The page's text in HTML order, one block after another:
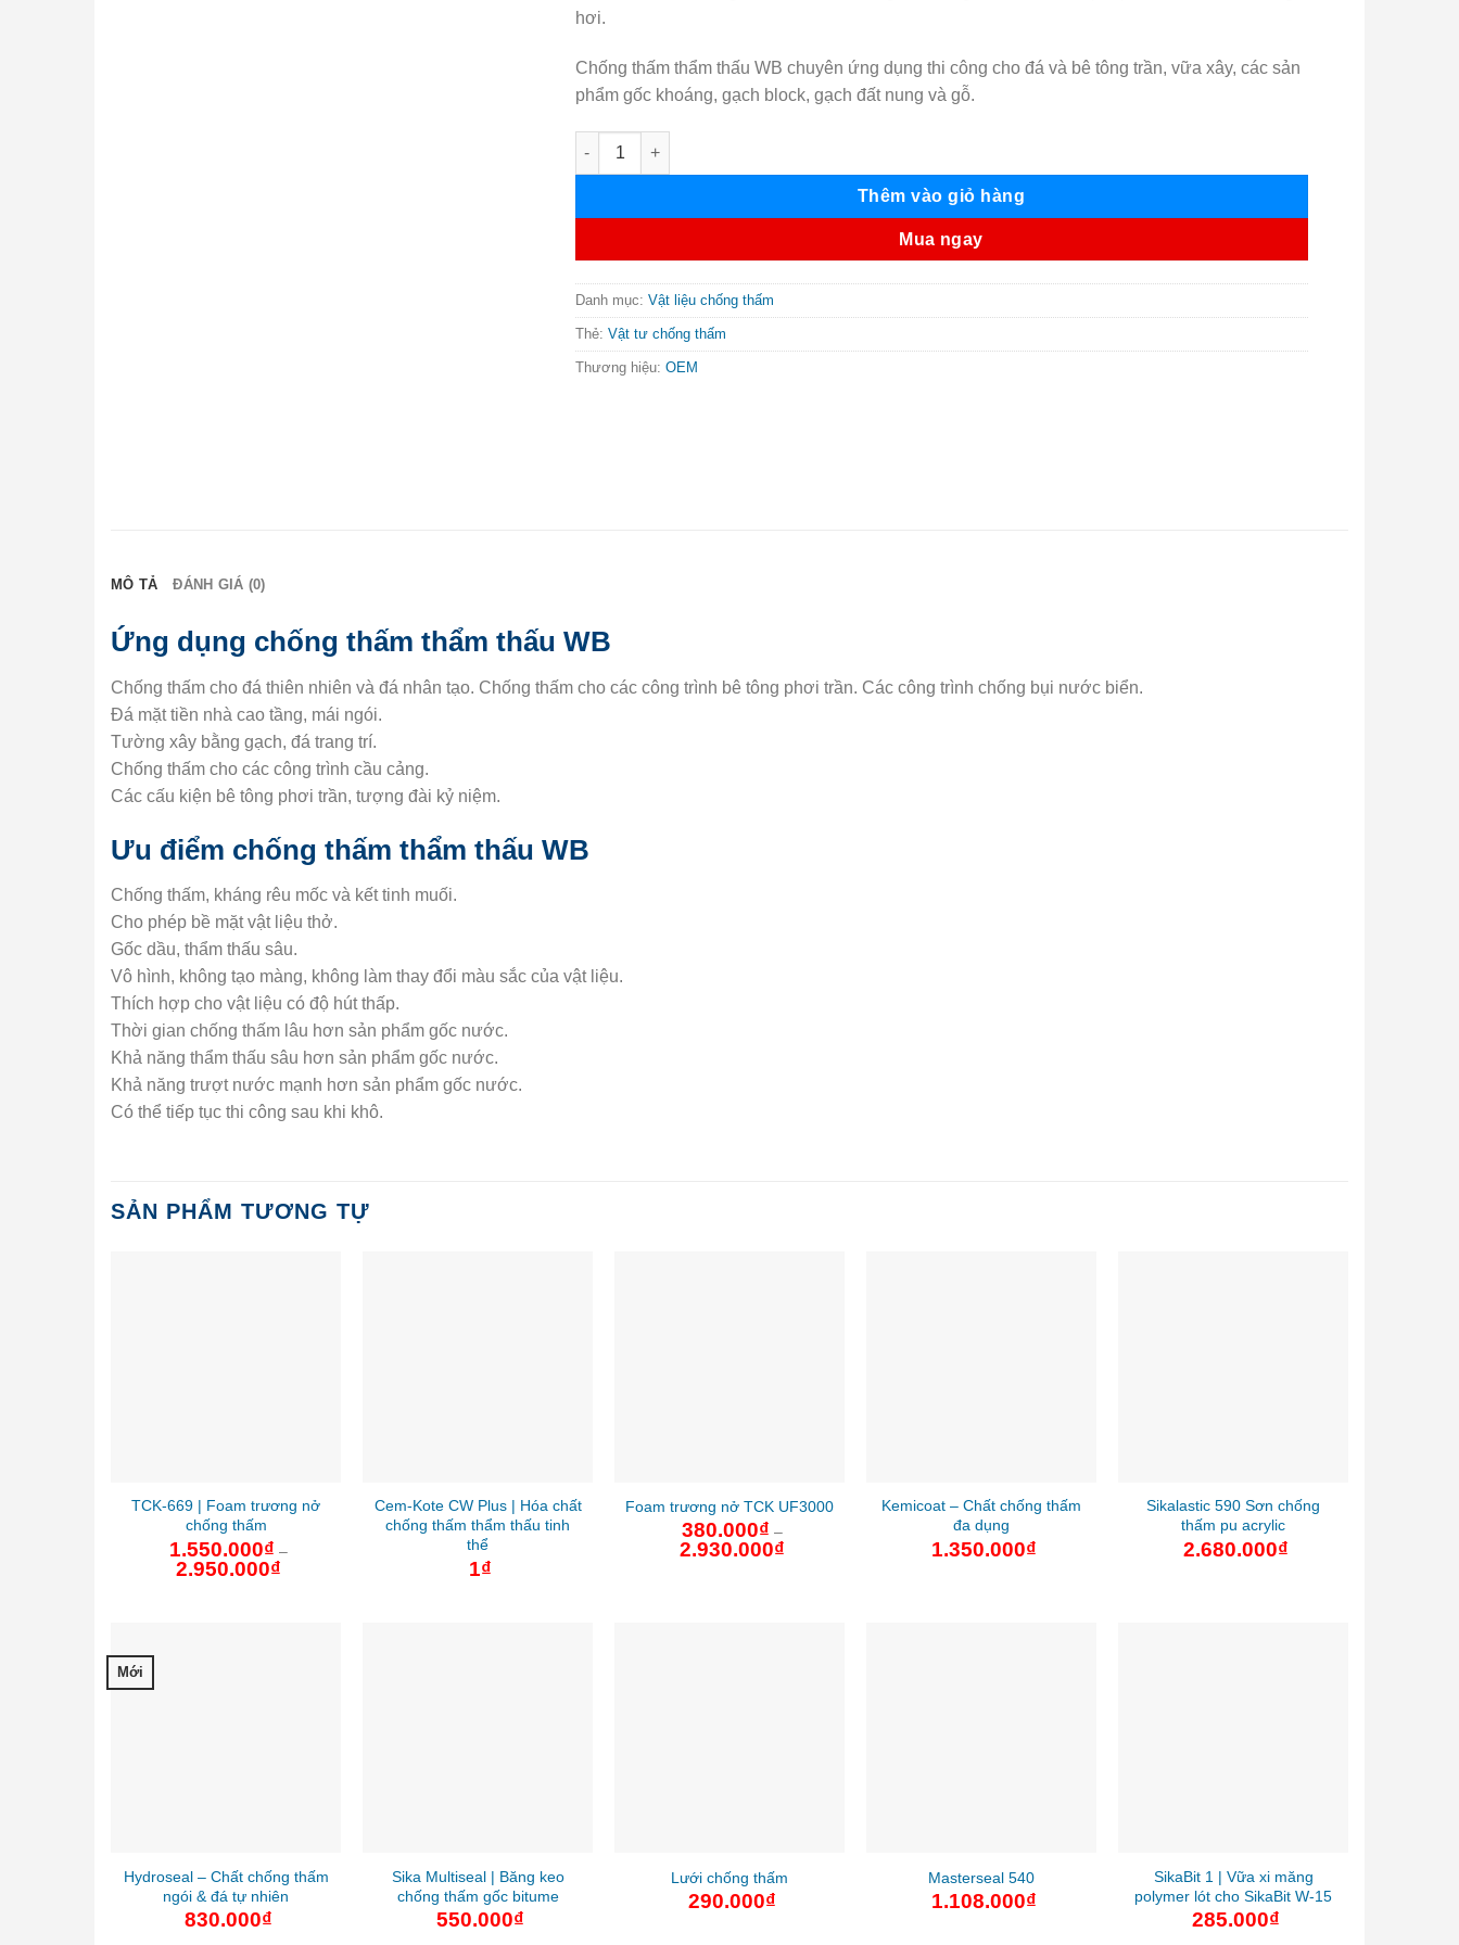
hơi.
Chống thấm thẩm thấu WB chuyên ứng dụng thi công cho đá và bê tông trần, vữa xây, các sản
phẩm gốc khoáng, gạch block, gạch đất nung và gỗ.
Chống thấm thẩm thấu WB số lượng
Thêm vào giỏ hàng
Mua ngay
Danh mục: Vật liệu chống thấm
Thẻ: Vật tư chống thấm
Thương hiệu: OEM
MÔ TẢ ĐÁNH GIÁ (0)
Ứng dụng chống thấm thẩm thấu WB
Chống thấm cho đá thiên nhiên và đá nhân tạo. Chống thấm cho các công trình bê tông phơi trần. Các công trình chống bụi nước biển.
Đá mặt tiền nhà cao tầng, mái ngói.
Tường xây bằng gạch, đá trang trí.
Chống thấm cho các công trình cầu cảng.
Các cấu kiện bê tông phơi trần, tượng đài kỷ niệm.
Ưu điểm chống thấm thẩm thấu WB
Chống thấm, kháng rêu mốc và kết tinh muối.
Cho phép bề mặt vật liệu thở.
Gốc dầu, thẩm thấu sâu.
Vô hình, không tạo màng, không làm thay đổi màu sắc của vật liệu.
Thích hợp cho vật liệu có độ hút thấp.
Thời gian chống thấm lâu hơn sản phẩm gốc nước.
Khả năng thẩm thấu sâu hơn sản phẩm gốc nước.
Khả năng trượt nước mạnh hơn sản phẩm gốc nước.
Có thể tiếp tục thi công sau khi khô.
SẢN PHẨM TƯƠNG TỰ
TCK-669 | Foam trương nở
chống thấm
1.550.000₫ –
2.950.000₫
Cem-Kote CW Plus | Hóa chất
chống thấm thẩm thấu tinh
thể
1₫
Foam trương nở TCK UF3000
380.000₫ –
2.930.000₫
Kemicoat – Chất chống thấm
đa dụng
1.350.000₫
Sikalastic 590 Sơn chống
thấm pu acrylic
2.680.000₫
Mới
Hydroseal – Chất chống thấm
ngói & đá tự nhiên
830.000₫
Sika Multiseal | Băng keo
chống thấm gốc bitume
550.000₫
Lưới chống thấm
290.000₫
Masterseal 540
1.108.000₫
SikaBit 1 | Vữa xi măng
polymer lót cho SikaBit W-15
285.000₫